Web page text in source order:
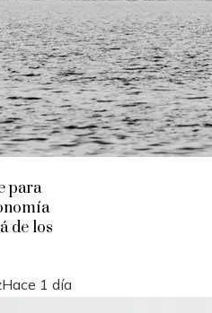
para
de los
Hace 1 día